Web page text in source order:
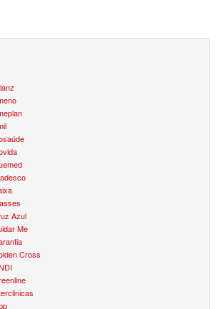
DE SAÚDE INFANTIL
DE SAÚDE INFANTIL
PLANO DE SAÚDE INFANTIL
PLANO DE SAÚDE INFANTIL
DE SAÚDE INFANTIL
PLANO DE SAÚDE INFANTIL
PLANO DE SAÚDE INFANTIL
Azul
Me
Cross